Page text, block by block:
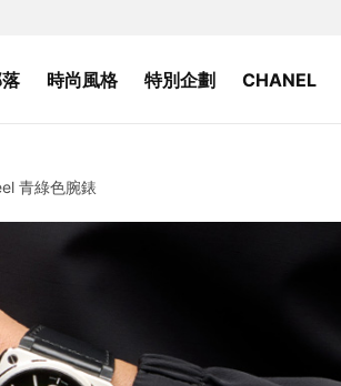
時尚風格 特別企劃 CHANEL
青綠色腕錶